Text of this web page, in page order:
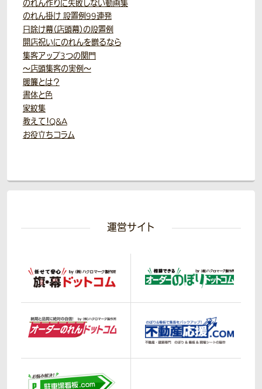
のれん作りに失敗しない動画集
のれん掛け 設置例99連発
日除け幕（店頭幕）の設置例
開店祝いにのれんを贈るなら
集客アップ3つの関門
～店頭集客の実例～
暖簾とは？
書体と色
家紋集
教えて！Q&A
お役立ちコラム
運営サイト